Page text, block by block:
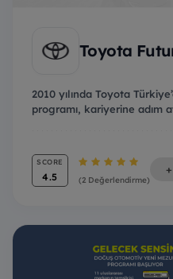
Toyota
2010 yılında Toyota
programı, kariyerine adım
SCORE
4.5 (2 Değerlendirme)
+